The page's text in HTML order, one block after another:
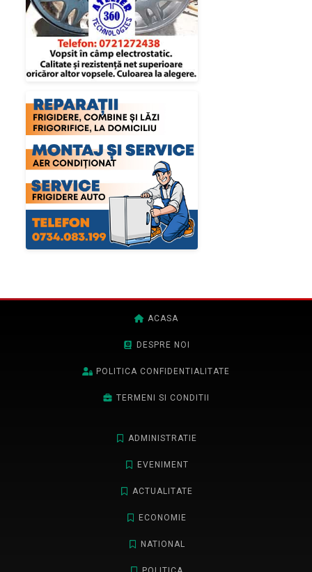
ACASA
DESPRE NOI
POLITICA CONFIDENTIALITATE
TERMENI SI CONDITII
ADMINISTRATIE
EVENIMENT
ACTUALITATE
ECONOMIE
NATIONAL